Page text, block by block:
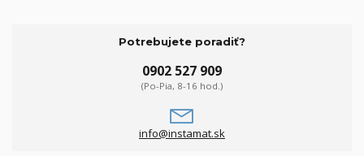
Potrebujete poradiť?
0902 527 909
(Po-Pia, 8-16 hod.)
info@instamat.sk